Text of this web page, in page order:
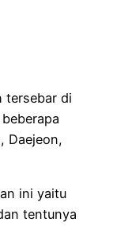
tersebar di
Daejeon,
ini yaitu
tentunya